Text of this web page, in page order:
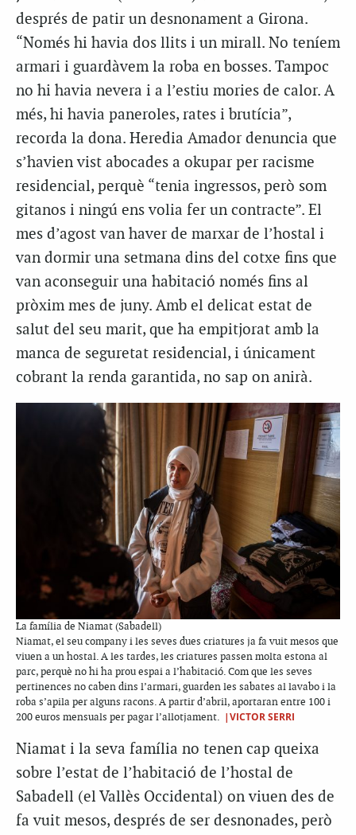
després de patir un desnonament a Girona.
“Només hi havia dos llits i un mirall. No teníem
armari i guardàvem la roba en bosses. Tampoc
no hi havia nevera i a l’estiu mories de calor. A
més, hi havia paneroles, rates i brutícia”,
recorda la dona. Heredia Amador denuncia que
s’havien vist abocades a okupar per racisme
residencial, perquè “tenia ingressos, però som
gitanos i ningú ens volia fer un contracte”. El
mes d’agost van haver de marxar de l’hostal i
van dormir una setmana dins del cotxe fins que
van aconseguir una habitació només fins al
pròxim mes de juny. Amb el delicat estat de
salut del seu marit, que ha empitjorat amb la
manca de seguretat residencial, i únicament
cobrant la renda garantida, no sap on anirà.
La família de Niamat (Sabadell)
Niamat, el seu company i les seves dues criatures ja fa vuit mesos que
viuen a un hostal. A les tardes, les criatures passen molta estona al
parc, perquè no hi ha prou espai a l’habitació. Com que les seves
pertinences no caben dins l’armari, guarden les sabates al lavabo i la
roba s’apila per alguns racons. A partir d’abril, aportaran entre 100 i
200 euros mensuals per pagar l’allotjament. |VICTOR SERRI
Niamat i la seva família no tenen cap queixa
sobre l’estat de l’habitació de l’hostal de
Sabadell (el Vallès Occidental) on viuen des de
fa vuit mesos, després de ser desnonades, però